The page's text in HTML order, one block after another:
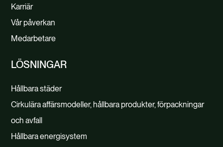
programvarusystem och stödjer företag med
skräddarsydda modeller som passar deras
behov.
LIVSCYKELANALYS (LCA)
Karriär
Vår påverkan
Medarbetare
LÖSNINGAR
Hållbara städer
Cirkulära affärsmodeller, hållbara produkter, förpackningar
och avfall
Hållbara energisystem